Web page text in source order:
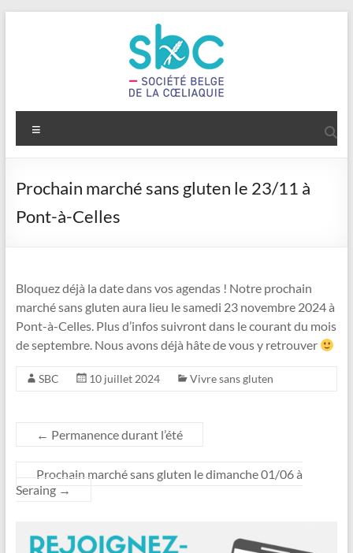
Vivre
sans
gluten
belge
Cœliaquie
Prochain marché sans gluten le 23/11 à
Pont-à-Celles
Bloquez déjà la date dans vos agendas ! Notre prochain
marché sans gluten aura lieu le samedi 23 novembre 2024 à
Pont-à-Celles. Plus d’infos suivront dans le courant du mois
de septembre. Nous avons déjà hâte de vous y retrouver
SBC 10 juillet 2024 Vivre sans gluten
← Permanence durant l’été
Prochain marché sans gluten le dimanche 01/06 à
Seraing →